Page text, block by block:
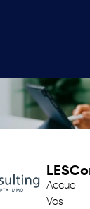
Accueil
Vos